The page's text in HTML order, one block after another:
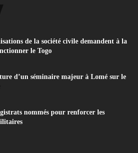
de la société civile demandent à la
le Togo
d’un séminaire majeur à Lomé sur le
nommés pour renforcer les